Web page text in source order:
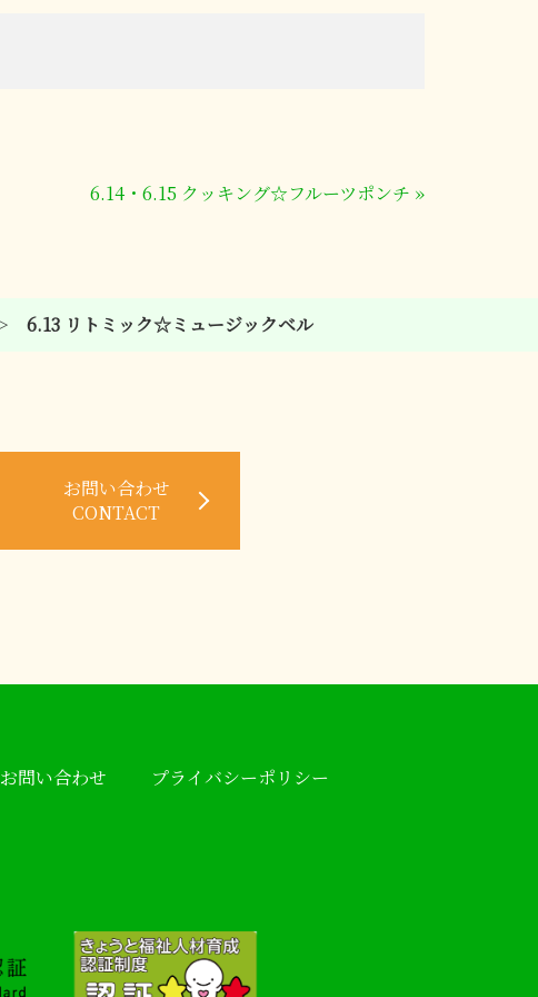
6.14・6.15 クッキング☆フルーツポンチ »
6.13 リトミック☆ミュージックベル
お問い合わせ
CONTACT
お問い合わせ プライバシーポリシー